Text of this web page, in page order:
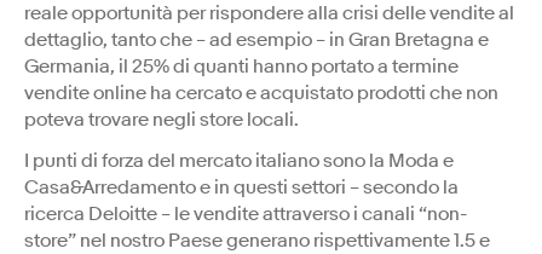
reale opportunità per rispondere alla crisi delle vendite al
dettaglio, tanto che – ad esempio – in Gran Bretagna e
Germania, il 25% di quanti hanno portato a termine
vendite online ha cercato e acquistato prodotti che non
poteva trovare negli store locali.
I punti di forza del mercato italiano sono la Moda e
Casa&Arredamento e in questi settori – secondo la
ricerca Deloitte – le vendite attraverso i canali “non-
store” nel nostro Paese generano rispettivamente 1.5 e